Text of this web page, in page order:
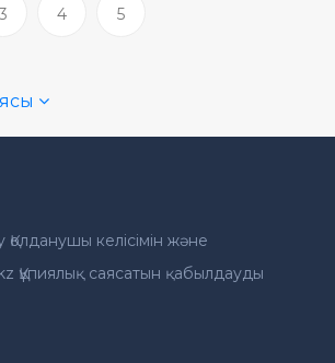
3 4 5
келісімін және
Құпиялық саясатын қабылдауды